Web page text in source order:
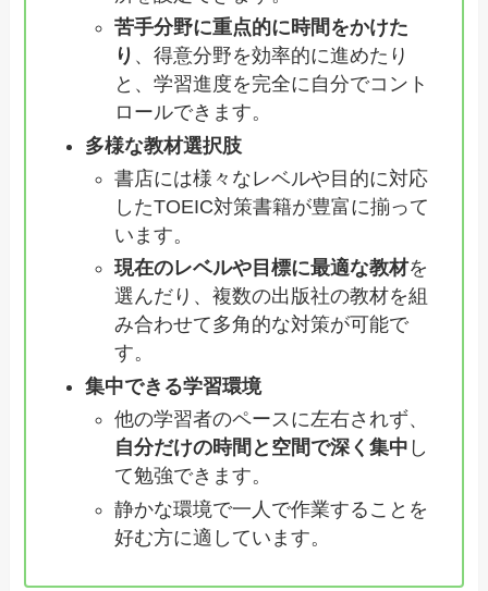
苦手分野に重点的に時間をかけた
り 、得意分野を効率的に進めたり
と、学習進度を完全に自分でコント
ロールできます。
多様な教材選択肢
書店には様々なレベルや目的に対応
したTOEIC対策書籍が豊富に揃って
います。
現在のレベルや目標に最適な教材を
選んだり、複数の出版社の教材を組
み合わせて多角的な対策が可能で
す。
集中できる学習環境
他の学習者のペースに左右されず、
自分だけの時間と空間で深く集中 し
て勉強できます。
静かな環境で一人で作業することを
好む方に適しています。